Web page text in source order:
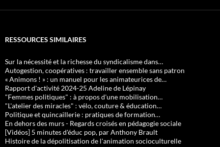
RESSOURCES SIMILAIRES
Sur la nécessité et la richesse du syndicalisme dans…
Autogestion, coopératives : travailler ensemble sans patron
« Animons ! » : un manuel pour les animateurices de…
Rapport d'activité 2024-25 Adeline de Lépinay
"Femmes politiques" : à propos d'une mobilisation…
"L'atelier des miracles" : vélo, couture & éducation…
Politique et quincaillerie : pratiques de formation…
En dehors des murs - Regards croisés en pédagogie sociale
[Vidéos] 5 minutes d'éduc pop, par Anthony Brault
Histoire de la dépolitisation de l'animation socioculturelle